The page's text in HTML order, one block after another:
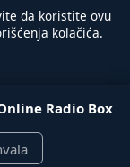
da koristite ovu
kolačića.
Radio Box